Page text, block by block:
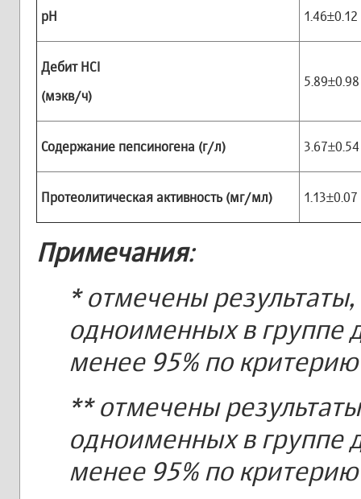
рН 1.46±0.12
Дебит НCI
(мэкв/ч)
5.89±0.98
Содержание пепсиногена (г/л) 3.67±0.54
Протеолитическая активность (мг/мл) 1.13±0.07
Примечания:
* отмечены
одноименных в группе
менее 95% по критерию
** отмечены
одноименных в группе
менее 95% по критерию